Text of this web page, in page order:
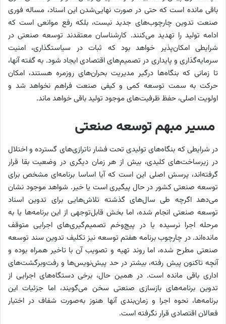
باقی مانده است که حتی در صورت نهایی‌شدن این اسناد، مساله فوری
صنعت تدوین چارچوب‌های جدید نیست، بلکه رفع موانعی است که
ادامه تولید را تهدید می‌کنند. کارشناسان معتقدند توسعه صنعتی در
شرایطی امکان‌پذیر خواهد بود که ثبات در سیاستگذاری، امنیت
سرمایه‌گذاری و پایداری در تصمیم‌های اقتصادی ایجاد شود. به گفته آنها،
تا زمانی که بنگاه‌ها درگیر مدیریت بحران‌های روزمره هستند، امکان
حرکت به سمت توسعه کمی و کیفی صنعت فراهم نخواهد شد و
اولویت اصلی، حفظ ظرفیت‌های موجود تولید باقی خواهد ماند.
مسیر مبهم توسعه صنعتی
در شرایطی که بنگاه‌های تولیدی تحت فشار ناترازی‌های گسترده و اختلال
در زیرساخت‌های کلیدی، بیش از هر زمان دیگری در وضعیت بقا قرار
گرفته‌اند، پرسش اصلی این است که آیا اساسا برنامه‌ای مشخص برای
توسعه صنعتی کشور در حال پیگیری است یا خیر. شواهد موجود نشان
می‌دهد اگرچه طی سال‌های گذشته تلاش‌هایی برای تدوین اسناد
توسعه صنعتی انجام شده، اما بخش قابل‌توجهی از این برنامه‌ها یا به
مرحله اجرا نرسیده یا در پیچ‌وخم تصمیم‌گیری‌های اجرایی متوقف
مانده‌اند. در چارچوب برنامه هفتم توسعه نیز تکلیف تدوین سند توسعه
صنعتی مطرح شده، اما روند تهیه و تصویب آن با تاخیر همراه بوده و
آنچه تاکنون پیش رفته، بیشتر در حد پیش‌نویس‌ها و رفت‌وبرگشت‌های
اداری باقی مانده است. در همین حال، برخی دستگاه‌های اجرایی از
تدوین برنامه‌های بازسازی صنعتی سخن می‌گویند، اما جزئیات این
برنامه‌ها، نحوه اجرا و زمان‌بندی آنها هنوز به‌صورت شفاف در اختیار
فعالان اقتصادی قرار نگرفته است.